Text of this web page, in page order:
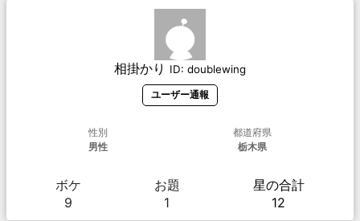
相掛かり ID: doublewing
ユーザー通報
性別
男性
都道府県
栃木県
ボケ
9
お題
1
星の合計
12